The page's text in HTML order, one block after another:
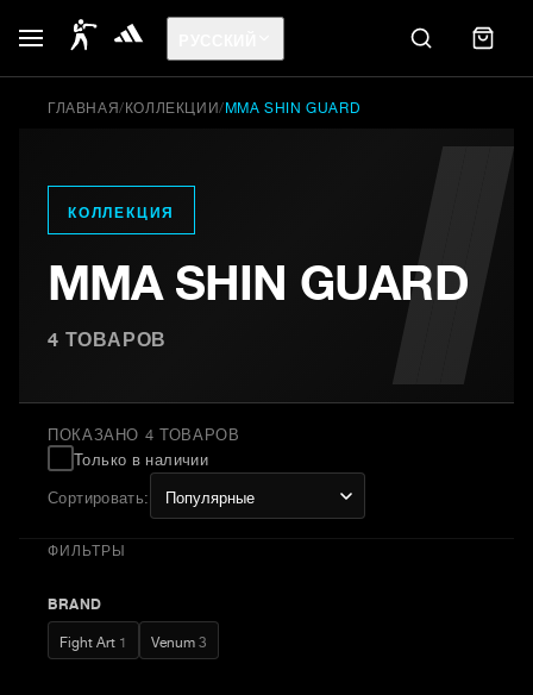
ГЛАВНАЯ/КОЛЛЕКЦИИ/MMA SHIN GUARD
КОЛЛЕКЦИЯ
MMA SHIN GUARD
4ТОВАРОВ
ПОКАЗАНО 4 ТОВАРОВ
Только в наличии
Сортировать:
ФИЛЬТРЫ
BRAND
Fight Art1 Venum3